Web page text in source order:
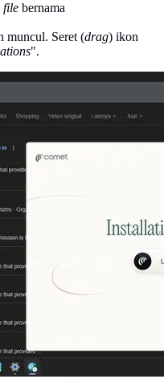
file bernama
muncul. Seret (drag) ikon
".